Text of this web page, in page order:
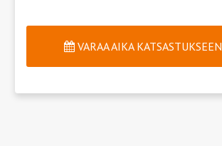
VARAA AIKA KATSASTUKSEEN